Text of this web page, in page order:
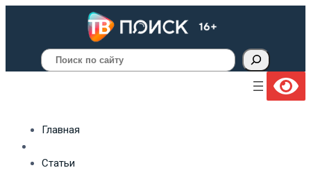
Поиск
Главная
Статьи